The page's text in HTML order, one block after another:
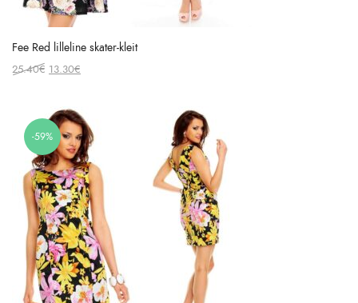
Fee Red lilleline skater-kleit
25.40€ Original
25.40€.
13.30€
13.30€.
-59%